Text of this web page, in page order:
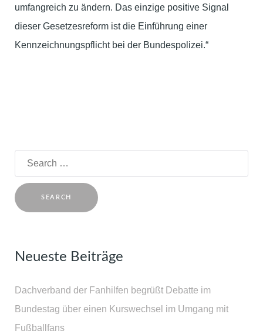
umfangreich zu ändern. Das einzige positive Signal
dieser Gesetzesreform ist die Einführung einer
Kennzeichnungspflicht bei der Bundespolizei.“
Search
for:
Neueste Beiträge
Dachverband der Fanhilfen begrüßt Debatte im
Bundestag über einen Kurswechsel im Umgang mit
Fußballfans